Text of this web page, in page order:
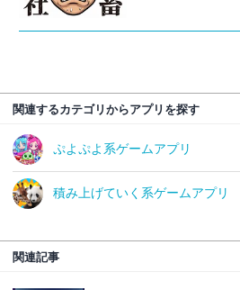
関連するカテゴリからアプリを探す
ぷよぷよ系ゲームアプリ
積み上げていく系ゲームアプリ
関連記事